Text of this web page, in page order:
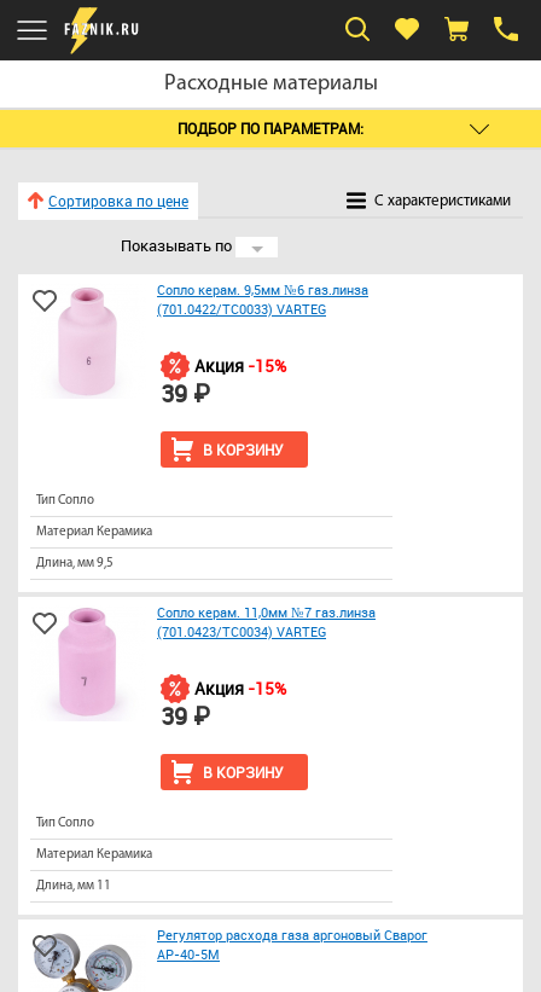
Расходные материалы
ПОДБОР ПО ПАРАМЕТРАМ:
Сортировка по цене C характеристиками
Показывать по 24
Сопло керам. 9,5мм №6 газ.линза
(701.0422/TC0033) VARTEG
В КОРЗИНУ
Акция -15%
39 ₽
Тип Сопло
Материал Керамика
Длина, мм 9,5
Сопло керам. 11,0мм №7 газ.линза
(701.0423/ТС0034) VARTEG
В КОРЗИНУ
Акция -15%
39 ₽
Тип Сопло
Материал Керамика
Длина, мм 11
Регулятор расхода газа аргоновый Сварог
АР-40-5М